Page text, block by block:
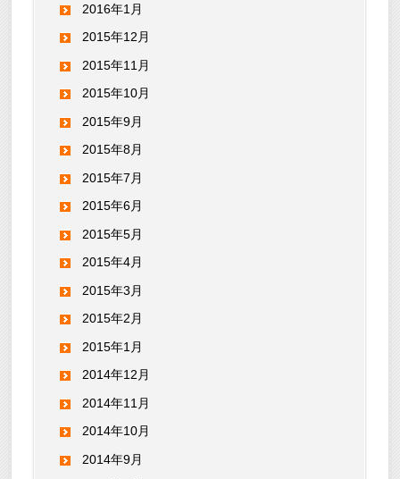
2016年1月
2015年12月
2015年11月
2015年10月
2015年9月
2015年8月
2015年7月
2015年6月
2015年5月
2015年4月
2015年3月
2015年2月
2015年1月
2014年12月
2014年11月
2014年10月
2014年9月